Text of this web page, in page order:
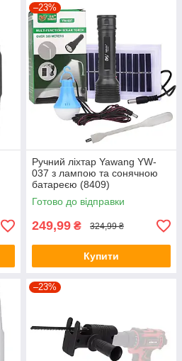
–23%
Ручний ліхтар Yawang YW-
037 з лампою та сонячною
батареєю (8409)
Готово до відправки
249,99 ₴ 324,99 ₴
Купити
–23%